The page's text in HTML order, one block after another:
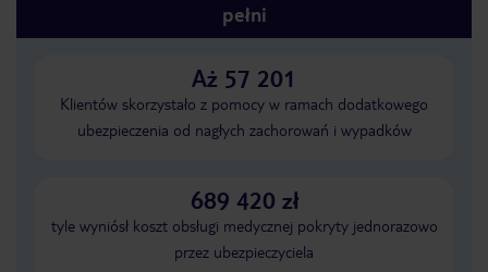
pełni
Aż 57 201
Klientów skorzystało z pomocy w ramach dodatkowego
ubezpieczenia od nagłych zachorowań i wypadków
689 420 zł
tyle wyniósł koszt obsługi medycznej pokryty jednorazowo
przez ubezpieczyciela